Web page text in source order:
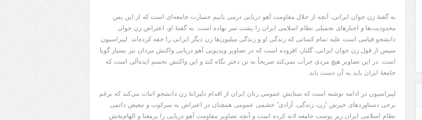
به گفتۀ زن جوان ایرانی، آنچه از خلال مقاومت آهو دریایی درمی یابیم جسارت جامعه‌ای است که از این پس
محدودیت‌ها و اجبارهای تحمیلی نظام اسلامی ایران را پشت سر نهاده است. به گفتۀ او، اعتراض زن جوان
دانشجو قیامی است علیه تمام کسانی که زندگی او و زندگی میلیون‌ها زن دیگر ایرانی را خفه کرده‌اند. لیبراسیون
سپس از قول زن جوان ایرانی، گلناز، افزوده است که در تصاویر ویدیویی آهو دریایی واکنش مردان نیز بسیار گویا
است. در این تصاویر هیچ مردی جرأت نمی‌کند صریحاً به تن دختر نگاه کند و این واکنش تجسم ایده‌آلی است که
جامعۀ ایران باید به آن دست یابد.
لیبراسیون در ادامه نوشته است که ستایش عمومی زنان ایران از اقدام دلیرانۀ زن دانشجو اثبات می‌کند که برغم
برخی دستاوردهای خیزش “زن، زندگی، آزادی” خشمی عمومی همچنان در اعتراض به سرکوب و تبعیض دائمی
نظام اسلامی ایران زیر پوست جامعه لانه کرده است و آنچه تصاویر مقاومت آهو دریایی را پرمعنا و الهام‌بخش